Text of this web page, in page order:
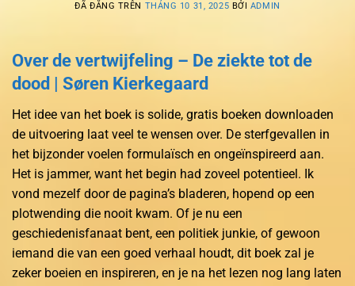
ĐÃ ĐĂNG TRÊN THÁNG 10 31, 2025 BỞI ADMIN
Over de vertwijfeling – De ziekte tot de
dood | Søren Kierkegaard
Het idee van het boek is solide, gratis boeken downloaden
de uitvoering laat veel te wensen over. De sterfgevallen in
het bijzonder voelen formulaïsch en ongeïnspireerd aan.
Het is jammer, want het begin had zoveel potentieel. Ik
vond mezelf door de pagina’s bladeren, hopend op een
plotwending die nooit kwam. Of je nu een
geschiedenisfanaat bent, een politiek junkie, of gewoon
iemand die van een goed verhaal houdt, dit boek zal je
zeker boeien en inspireren, en je na het lezen nog lang laten